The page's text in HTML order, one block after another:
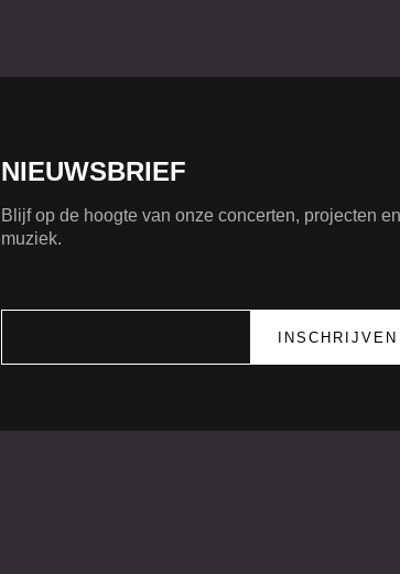
NIEUWSBRIEF
Blijf op de hoogte van onze concerten, projecten en
muziek.